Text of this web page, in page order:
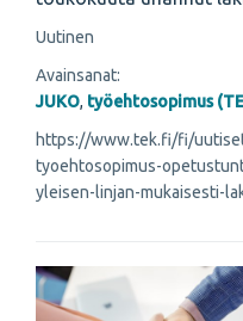
Uutinen
Avainsanat:
JUKO, työehtosopimus
https://www.tek.fi/fi/
tyoehtosopimus-
yleisen-linjan-mukaisesti-